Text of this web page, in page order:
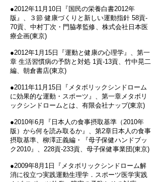
●2012年11月10日『国民の栄養白書2012年
版』、３節 健康づくりと新しい運動指針 58貢‐
70貢、中村丁次・門脇孝監修、株式会社日本医
療企画(東京)
●2012年1月15日『運動と健康の心理学』、第一
章 生活習慣病の予防と対処 1貢‐13貢、竹中晃二
編、朝倉書店(東京)
●2011年11月15日『メタボリックシンドローム
に効果的な運動・スポーツ』、第一章メタボリ
ックシンドロームとは、有限会社ナップ(東京)
●2010年6月『日本人の食事摂取基準（2010年
版）から何を読み取るか』、第2章日本人の食事
摂取基準、柳澤正義編・『母子保健ハンドブッ
ク2010』、228貢‐233貢、母子保健事業団(東京)
●2009年8月1日『メタボリックシンドローム解
消に役立つ実践運動生理学．スポーツ医学実践